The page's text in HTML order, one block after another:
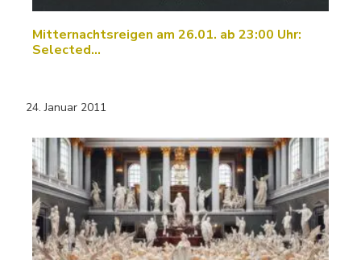
Mitternachtsreigen am 26.01. ab 23:00 Uhr:
Selected…
24. Januar 2011